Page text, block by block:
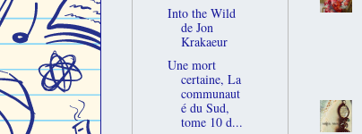
Into the Wild
de Jon
Krakaeur
Une mort
certaine, La
communaut
é du Sud,
tome 10 d...